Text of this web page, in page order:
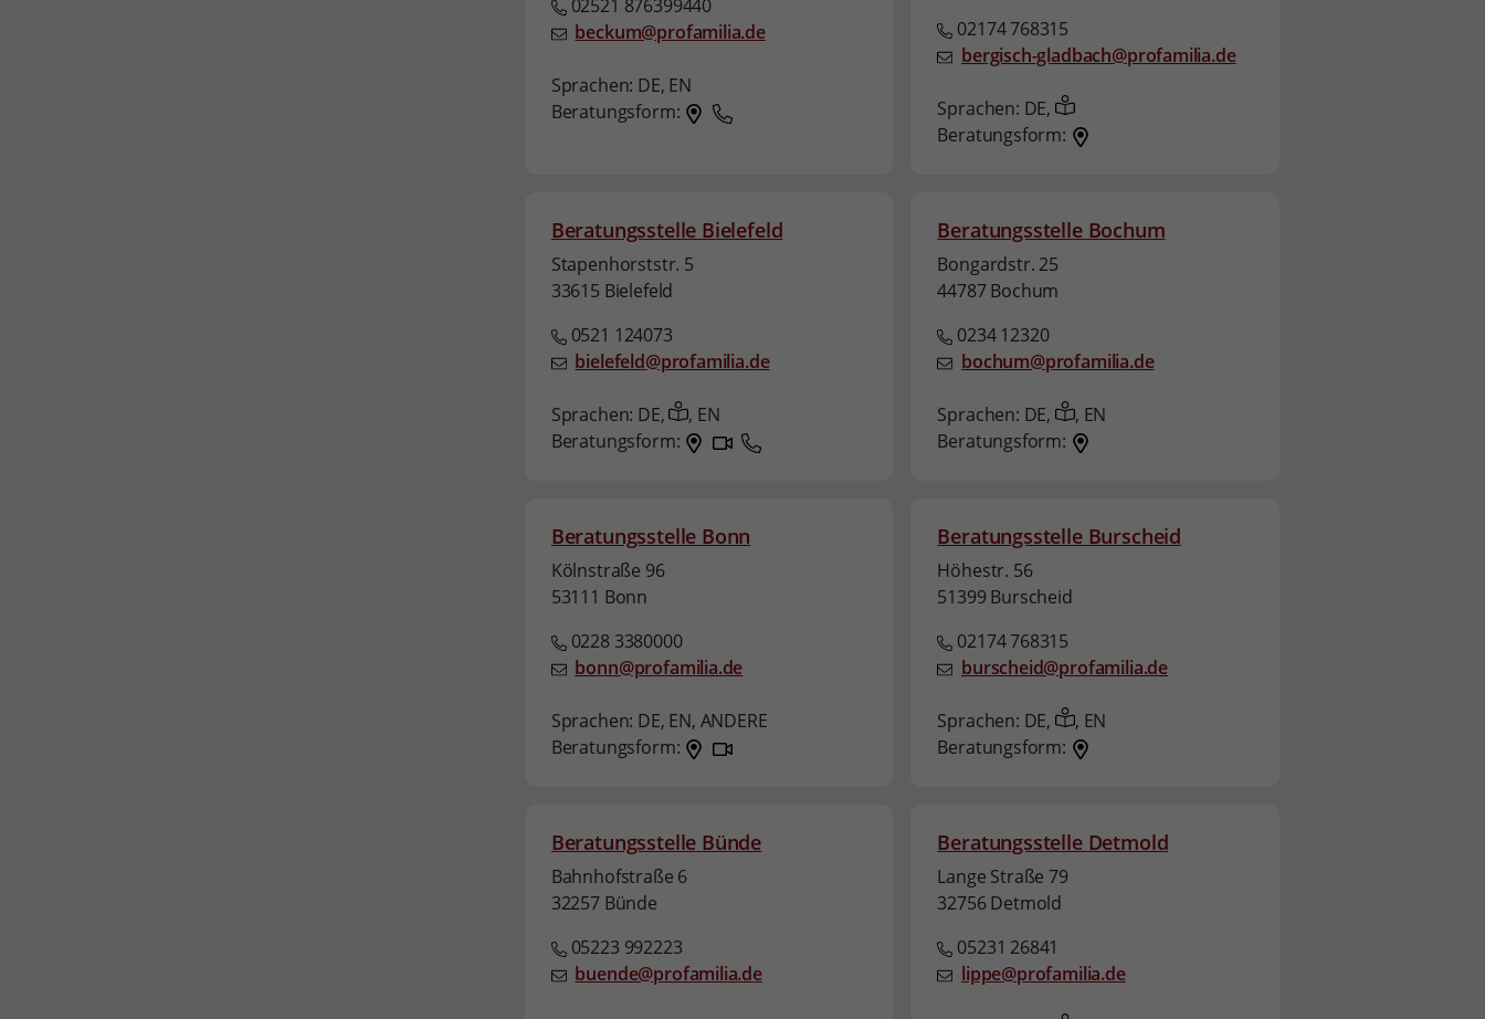
02521 876399440
beckum@profamilia.de
Sprachen: DE, EN
Beratungsform:
02174 768315
bergisch-gladbach@profamilia.de
Sprachen: DE,
Beratungsform:
Beratungsstelle Bielefeld
Stapenhorststr. 5
33615 Bielefeld
0521 124073
bielefeld@profamilia.de
Sprachen: DE, , EN
Beratungsform:
Beratungsstelle Bochum
Bongardstr. 25
44787 Bochum
0234 12320
bochum@profamilia.de
Sprachen: DE, , EN
Beratungsform:
Beratungsstelle Bonn
Kölnstraße 96
53111 Bonn
0228 3380000
bonn@profamilia.de
Sprachen: DE, EN, ANDERE
Beratungsform:
Beratungsstelle Burscheid
Höhestr. 56
51399 Burscheid
02174 768315
burscheid@profamilia.de
Sprachen: DE, , EN
Beratungsform:
Beratungsstelle Bünde
Bahnhofstraße 6
32257 Bünde
05223 992223
buende@profamilia.de
Beratungsstelle Detmold
Lange Straße 79
32756 Detmold
05231 26841
lippe@profamilia.de